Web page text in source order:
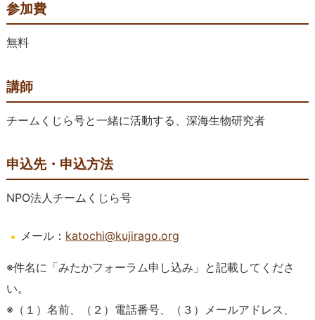
参加費
無料
講師
チームくじら号と一緒に活動する、深海生物研究者
申込先・申込方法
NPO法人チームくじら号
メール： katochi@kujirago.org
※件名に「みたかフォーラム申し込み」と記載してくださ
い。
※（１）名前、（２）電話番号、（３）メールアドレス、